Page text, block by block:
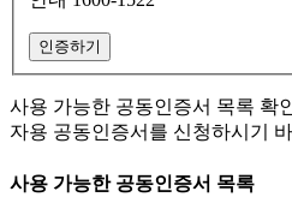
인증하기
사용 가능한 공동인증서 목록 확
자용 공동인증서를 신청하시기
사용 가능한 공동인증서 목록